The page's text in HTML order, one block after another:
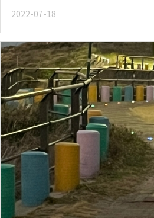
2022-07-18